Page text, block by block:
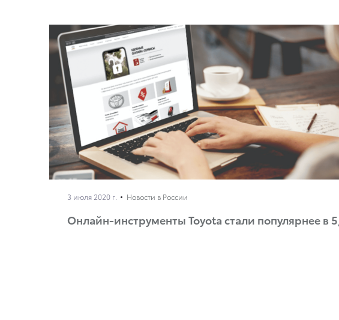
3 июля 2020 г. Новости в России
Онлайн-инструменты Toyota стали популярнее в